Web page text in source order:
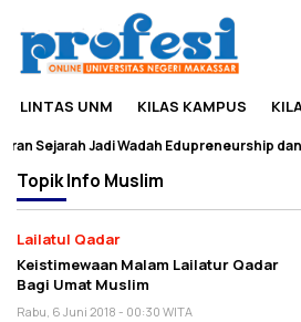
LINTAS UNM KILAS KAMPUS
Sejarah Jadi Wadah Edupreneurship dan
TopikInfo Muslim
Lailatul Qadar
Keistimewaan Malam Lailatur Qadar
Bagi Umat Muslim
Rabu, 6 Juni 2018 - 00:30 WITA